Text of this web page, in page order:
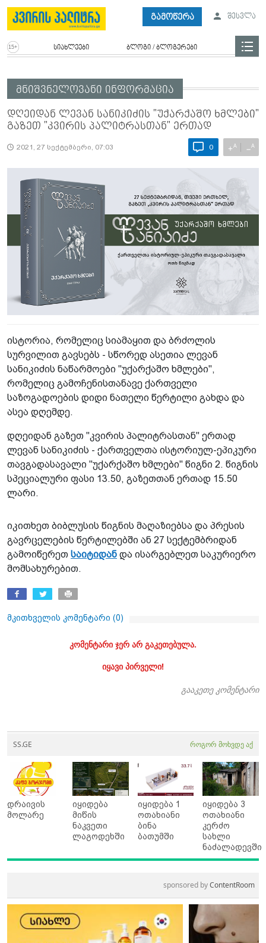
გამოწერა შესვლა
სიახლეები ბლოგი / ბლოგერები
მნიშვნელოვანი ინფორმაცია
დღეიდან ლევან სანიკიძის "უქარქაშო ხმლები"
გაზეთ "კვირის პალიტრასთან" ერთად
2021, 27 სექტემბერი, 07:03 0 +A −A
ისტორია, რომელიც სიამაყით და ბრძოლის
სურვილით გავსებს - სწორედ ასეთია ლევან
სანიკიძის ნაწარმოები "უქარქაშო ხმლები",
რომელიც გამოჩენისთანავე ქართველი
საზოგადოების დიდი ნათელი წერტილი გახდა და
ასეა დღემდე.
დღეიდან გაზეთ "კვირის პალიტრასთან" ერთად
ლევან სანიკიძის - ქართველთა ისტორიულ-ეპიკური
თავგადასავალი "უქარქაშო ხმლები" წიგნი 2. წიგნის
სპეციალური ფასი 13.50, გაზეთთან ერთად 15.50
ლარი.
იკითხეთ ბიბლუსის წიგნის მაღაზიებსა და პრესის
გავრცელების წერტილებში ან 27 სექტემბრიდან
გამოიწერეთ საიტიდან და ისარგებლეთ საკურიერო
მომსახურებით.
მკითხველის კომენტარი (0)
კომენტარი ჯერ არ გაკეთებულა.
იყავი პირველი!
გააკეთე კომენტარი
SS.GE როგორ მოხვდე აქ
დრაივის
მოლარე
იყიდება
მიწის
ნაკვეთი
ლაგოდეხში
იყიდება 1
ოთახიანი
ბინა
ბათუმში
იყიდება 3
ოთახიანი
კერძო
სახლი
ნაძალადევში
sponsored byContentRoom